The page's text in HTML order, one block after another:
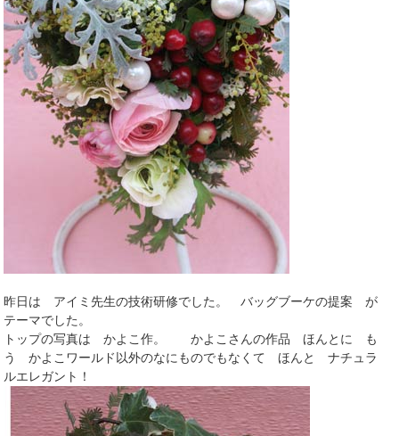
昨日は アイミ先生の技術研修でした。 バッグブーケの提案 が
テーマでした。
トップの写真は かよこ作。 かよこさんの作品 ほんとに も
う かよこワールド以外のなにものでもなくて ほんと ナチュラ
ルエレガント！